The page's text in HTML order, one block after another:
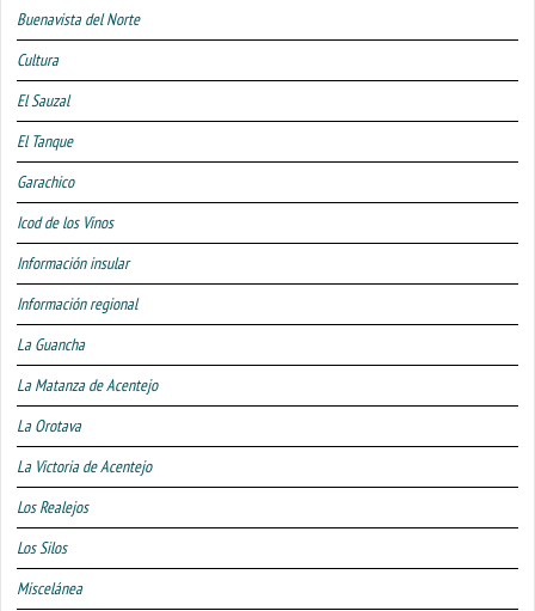
Buenavista del Norte
Cultura
El Sauzal
El Tanque
Garachico
Icod de los Vinos
Información insular
Información regional
La Guancha
La Matanza de Acentejo
La Orotava
La Victoria de Acentejo
Los Realejos
Los Silos
Miscelánea